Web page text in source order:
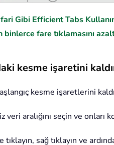
Gibi Efficient Tabs
fare tıklamasını
kesme işaretini
kesme işaretlerini
aralığını seçin ve onları
sağ tıklayın ve